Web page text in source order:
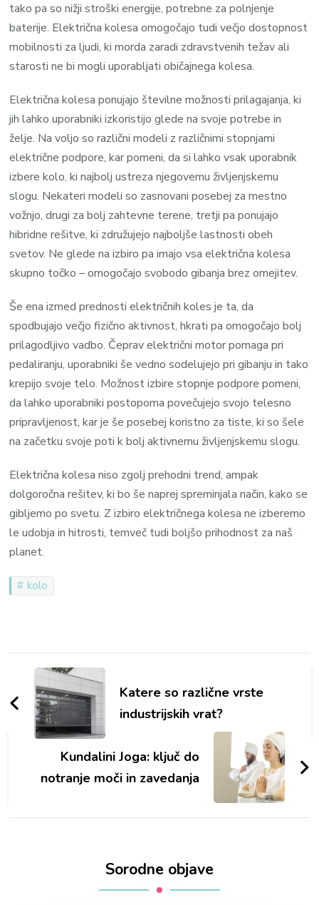
tako pa so nižji stroški energije, potrebne za polnjenje
baterije. Električna kolesa omogočajo tudi večjo dostopnost
mobilnosti za ljudi, ki morda zaradi zdravstvenih težav ali
starosti ne bi mogli uporabljati običajnega kolesa.
Električna kolesa ponujajo številne možnosti prilagajanja, ki
jih lahko uporabniki izkoristijo glede na svoje potrebe in
želje. Na voljo so različni modeli z različnimi stopnjami
električne podpore, kar pomeni, da si lahko vsak uporabnik
izbere kolo, ki najbolj ustreza njegovemu življenjskemu
slogu. Nekateri modeli so zasnovani posebej za mestno
vožnjo, drugi za bolj zahtevne terene, tretji pa ponujajo
hibridne rešitve, ki združujejo najboljše lastnosti obeh
svetov. Ne glede na izbiro pa imajo vsa električna kolesa
skupno točko – omogočajo svobodo gibanja brez omejitev.
Še ena izmed prednosti električnih koles je ta, da
spodbujajo večjo fizično aktivnost, hkrati pa omogočajo bolj
prilagodljivo vadbo. Čeprav električni motor pomaga pri
pedaliranju, uporabniki še vedno sodelujejo pri gibanju in tako
krepijo svoje telo. Možnost izbire stopnje podpore pomeni,
da lahko uporabniki postopoma povečujejo svojo telesno
pripravljenost, kar je še posebej koristno za tiste, ki so šele
na začetku svoje poti k bolj aktivnemu življenjskemu slogu.
Električna kolesa niso zgolj prehodni trend, ampak
dolgoročna rešitev, ki bo še naprej spreminjala način, kako se
gibljemo po svetu. Z izbiro električnega kolesa ne izberemo
le udobja in hitrosti, temveč tudi boljšo prihodnost za naš
planet.
kolo
Navigacija
objav
Katere so različne vrste
industrijskih vrat?
Kundalini Joga: ključ do
notranje moči in zavedanja
Sorodne objave